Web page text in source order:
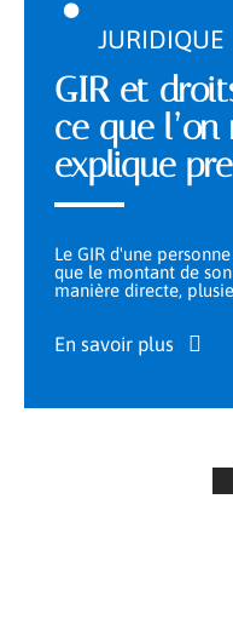
JURIDIQUE
GIR et
ce que l’on
explique
Le GIR d'une
que le montant de
manière directe,
En savoir plus